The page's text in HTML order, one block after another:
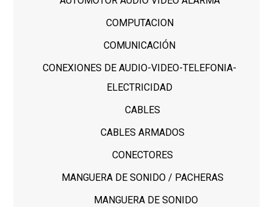
COMPUTACION
COMUNICACIÓN
CONEXIONES DE AUDIO-VIDEO-TELEFONIA-
ELECTRICIDAD
CABLES
CABLES ARMADOS
CONECTORES
MANGUERA DE SONIDO / PACHERAS
MANGUERA DE SONIDO